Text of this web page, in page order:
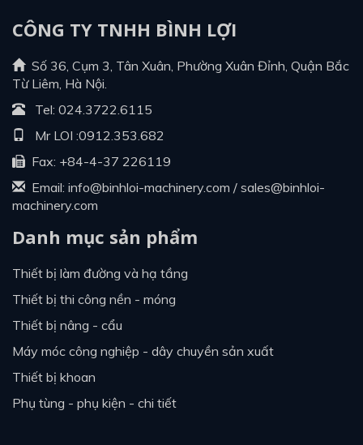
CÔNG TY TNHH BÌNH LỢI
Số 36, Cụm 3, Tân Xuân, Phường Xuân Đỉnh, Quận Bắc
Từ Liêm, Hà Nội.
Tel: 024.3722.6115
Mr LOI :0912.353.682
Fax: +84-4-37 226119
Email: info@binhloi-machinery.com / sales@binhloi-
machinery.com
Danh mục sản phẩm
thiết bị làm đường và hạ tầng
thiết bị thi công nền - móng
thiết bị nâng - cẩu
máy móc công nghiệp - dây chuyền sản xuất
thiết bị khoan
phụ tùng - phụ kiện - chi tiết